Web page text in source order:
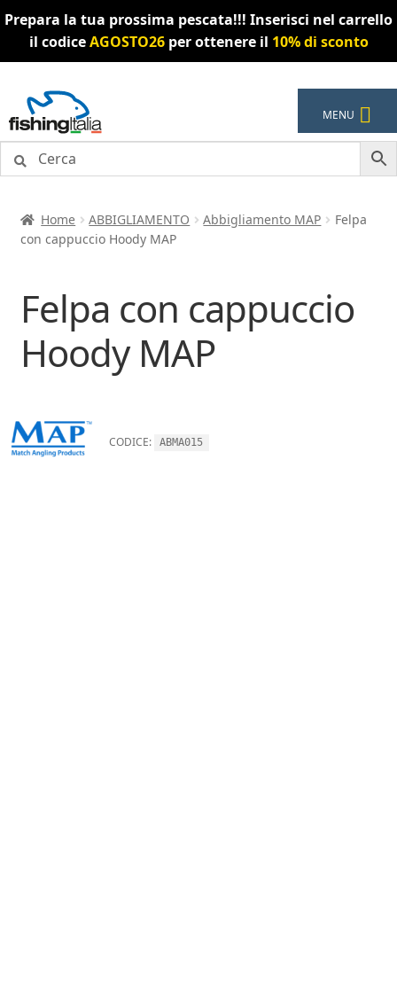
Prepara la tua prossima pescata!!! Inserisci nel carrello
il codiceAGOSTO26per ottenere il 10% di sconto
alla
navigazione
al
contenuto
MENU
Home ABBIGLIAMENTO Abbigliamento MAP
Felpa
con cappuccio Hoody MAP
Felpa con cappuccio
Hoody MAP
CODICE: ABMA015